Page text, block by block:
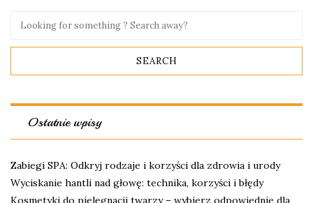
Ostatnie wpisy
Zabiegi SPA: Odkryj rodzaje i korzyści dla zdrowia i urody
Wyciskanie hantli nad głowę: technika, korzyści i błędy
Kosmetyki do pielęgnacji twarzy – wybierz odpowiednie dla